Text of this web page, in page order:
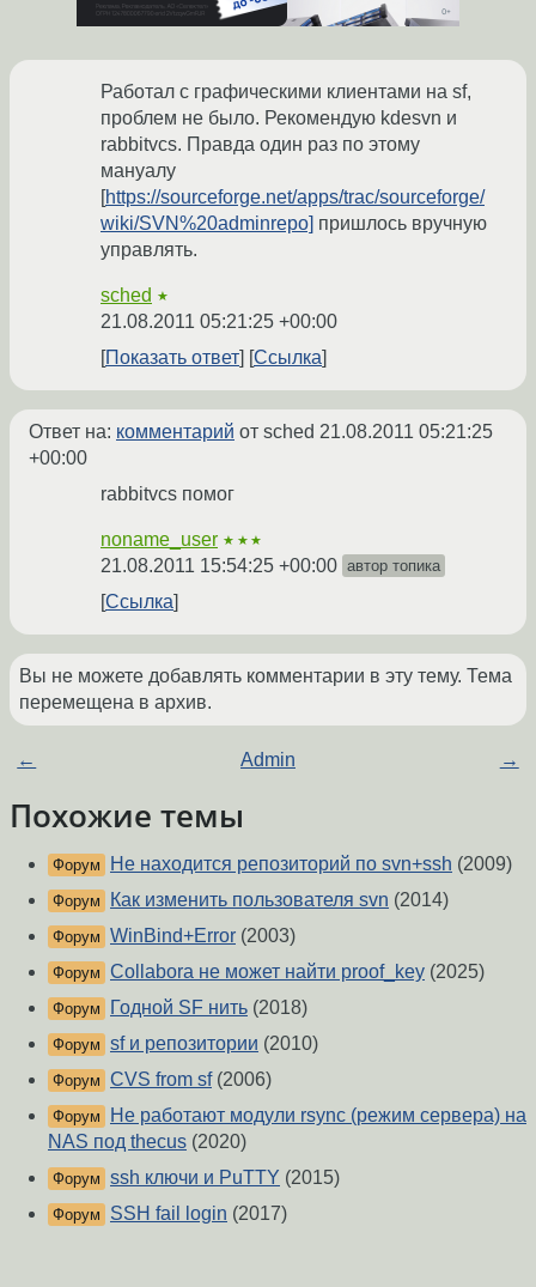
Работал с графическими клиентами на sf,
проблем не было. Рекомендую kdesvn и
rabbitvcs. Правда один раз по этому
мануалу
[https://sourceforge.net/apps/trac/sourceforge/
wiki/SVN%20adminrepo] пришлось вручную
управлять.
sched ★
21.08.2011 05:21:25 +00:00
Показать ответ
Ссылка
Ответ на: комментарий от sched 21.08.2011 05:21:25
+00:00
rabbitvcs помог
noname_user ★★★
21.08.2011 15:54:25 +00:00 автор топика
Ссылка
Вы не можете добавлять комментарии в эту тему. Тема
перемещена в архив.
← Admin →
Похожие темы
Форум Не находится репозиторий по svn+ssh (2009)
Форум Как изменить пользователя svn (2014)
Форум WinBind+Error (2003)
Форум Collabora не может найти proof_key (2025)
Форум Годной SF нить (2018)
Форум sf и репозитории (2010)
Форум CVS from sf(2006)
Форум
Не работают модули rsync (режим сервера) на
NAS под thecus (2020)
Форум ssh ключи и PuTTY (2015)
Форум SSH fail login (2017)